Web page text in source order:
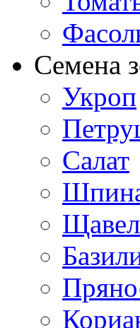
Семена
Укроп
Салат